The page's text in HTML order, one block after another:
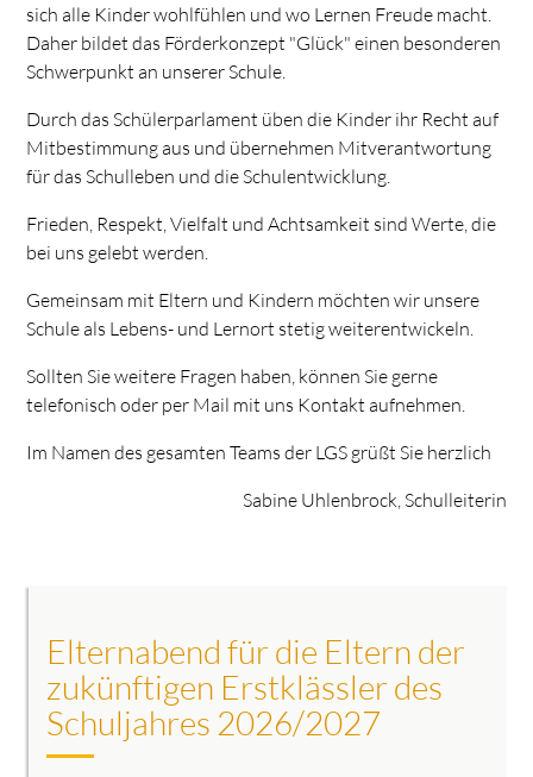
sich alle Kinder wohlfühlen und wo Lernen Freude macht.
Daher bildet das Förderkonzept "Glück" einen besonderen
Schwerpunkt an unserer Schule.
Durch das Schülerparlament üben die Kinder ihr Recht auf
Mitbestimmung aus und übernehmen Mitverantwortung
für das Schulleben und die Schulentwicklung.
Frieden, Respekt, Vielfalt und Achtsamkeit sind Werte, die
bei uns gelebt werden.
Gemeinsam mit Eltern und Kindern möchten wir unsere
Schule als Lebens- und Lernort stetig weiterentwickeln.
Sollten Sie weitere Fragen haben, können Sie gerne
telefonisch oder per Mail mit uns Kontakt aufnehmen.
Im Namen des gesamten Teams der LGS grüßt Sie herzlich
Sabine Uhlenbrock, Schulleiterin
Elternabend für die Eltern der
zukünftigen Erstklässler des
Schuljahres 2026/2027